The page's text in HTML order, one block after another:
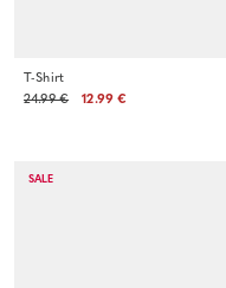
T-Shirt
24.99 €
12.99 €
SALE